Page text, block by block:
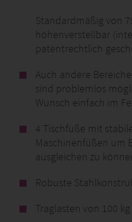
Standardmäßig von
höhenverstellbar
patentrechtlich
Auch andere
sind problemlos
Wunsch einfach im
4 Tischfüße mit
Maschinenfüßen um
ausgleichen zu
Robuste
Traglasten von 100